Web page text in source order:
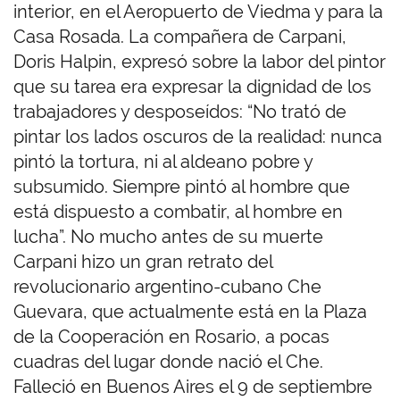
interior, en el Aeropuerto de Viedma y para la
Casa Rosada. La compañera de Carpani,
Doris Halpin, expresó sobre la labor del pintor
que su tarea era expresar la dignidad de los
trabajadores y desposeídos: “No trató de
pintar los lados oscuros de la realidad: nunca
pintó la tortura, ni al aldeano pobre y
subsumido. Siempre pintó al hombre que
está dispuesto a combatir, al hombre en
lucha”. No mucho antes de su muerte
Carpani hizo un gran retrato del
revolucionario argentino-cubano Che
Guevara, que actualmente está en la Plaza
de la Cooperación en Rosario, a pocas
cuadras del lugar donde nació el Che.
Falleció en Buenos Aires el 9 de septiembre